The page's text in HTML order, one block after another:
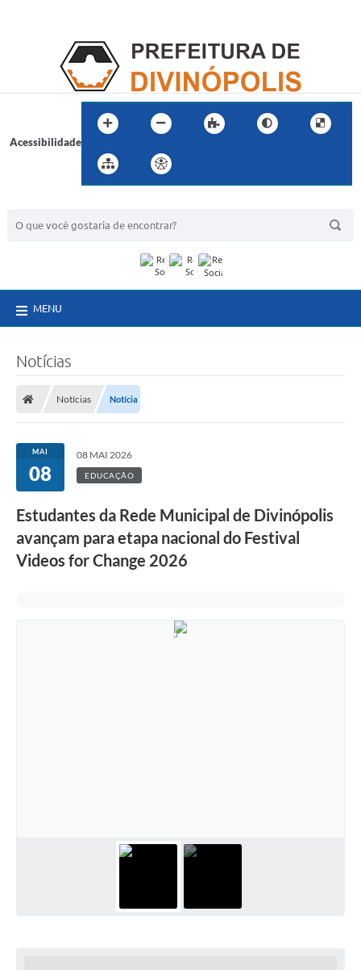
Acessibilidade
MENU
Notícias
Notícias Notícia
MAI
08
08 MAI 2026
EDUCAÇÃO
Estudantes da Rede Municipal de Divinópolis
avançam para etapa nacional do Festival
Videos for Change 2026